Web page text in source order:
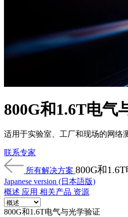
持
服
如
购
资
源
联
系
注
册
登
录
800G和1.6T电气
适用于实验室、工厂和现场的网络
联系专家
所有解决方案 800G和
Japanese version (日本語版)
概述 应用 相关产品 资源
800G和1.6T电气与光学验证